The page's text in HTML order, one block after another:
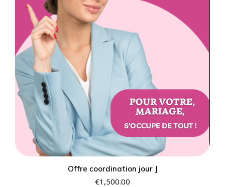
Offre coordination jour J
€1,500.00